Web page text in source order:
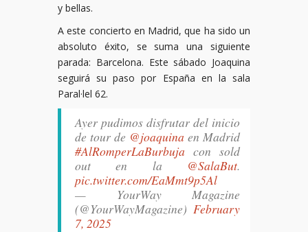
y bellas.
A este concierto en Madrid, que ha sido un
absoluto éxito, se suma una siguiente
parada: Barcelona. Este sábado Joaquina
seguirá su paso por España en la sala
Paral·lel 62.
Ayer pudimos disfrutar del inicio
de tour de @joaquina en Madrid
#AlRomperLaBurbuja con sold
out en la @SalaBut.
pic.twitter.com/EaMmt9p5Al
— YourWay Magazine
(@YourWayMagazine) February
7, 2025